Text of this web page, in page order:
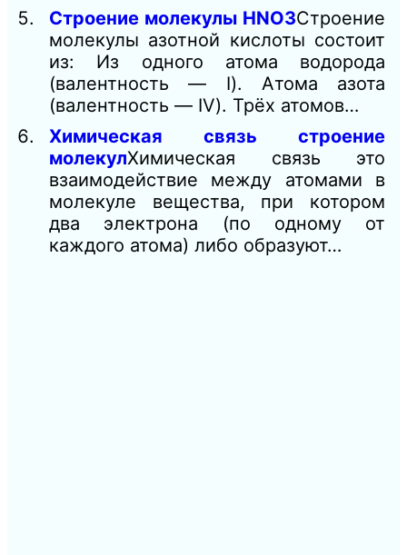
Строение молекулы HNO3Строение
молекулы азотной кислоты состоит
из: Из одного атома водорода
(валентность — I). Атома азота
(валентность — IV). Трёх атомов…
Химическая связь строение
молекулХимическая связь это
взаимодействие между атомами в
молекуле вещества, при котором
два электрона (по одному от
каждого атома) либо образуют…